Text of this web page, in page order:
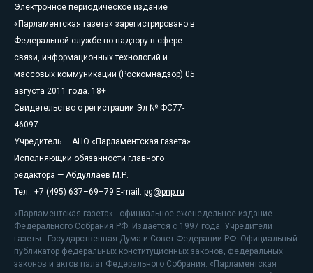
Электронное периодическое издание
«Парламентская газета» зарегистрировано в
Федеральной службе по надзору в сфере
связи, информационных технологий и
массовых коммуникаций (Роскомнадзор) 05
августа 2011 года. 18+
Свидетельство о регистрации Эл № ФС77-
46097
Учредитель — АНО «Парламентская газета»
Исполняющий обязанности главного
редактора — Абдуллаев М.Р.
Тел.: +7 (495) 637–69–79 E-mail: pg@pnp.ru
«Парламентская газета» - официальное еженедельное издание
Федерального Собрания РФ. Издается с 1997 года. Учредители
газеты - Государственная Дума и Совет Федерации РФ. Официальный
публикатор федеральных конституционных законов, федеральных
законов и актов палат Федерального Собрания. «Парламентская